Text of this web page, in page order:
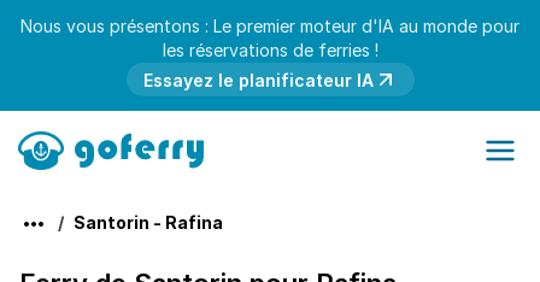
Nous vous présentons : Le premier moteur d'IA au monde pour
les réservations de ferries !
Essayez le planificateur IA
Santorin - Rafina